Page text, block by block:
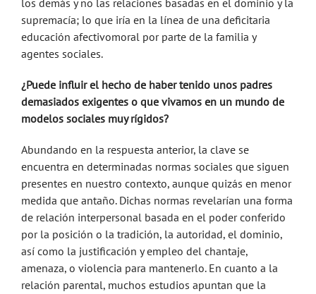
los demás y no las relaciones basadas en el dominio y la
supremacía; lo que iría en la línea de una deficitaria
educación afectivomoral por parte de la familia y
agentes sociales.
¿Puede influir el hecho de haber tenido unos padres
demasiados exigentes o que vivamos en un mundo de
modelos sociales muy rígidos?
Abundando en la respuesta anterior, la clave se
encuentra en determinadas normas sociales que siguen
presentes en nuestro contexto, aunque quizás en menor
medida que antaño. Dichas normas revelarían una forma
de relación interpersonal basada en el poder conferido
por la posición o la tradición, la autoridad, el dominio,
así como la justificación y empleo del chantaje,
amenaza, o violencia para mantenerlo. En cuanto a la
relación parental, muchos estudios apuntan que la